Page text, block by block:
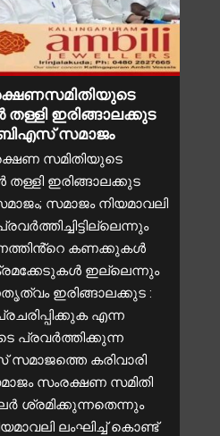
ഇരിങ്ങാലക്കുട
സമാജം
സമിതിയുടെ
ഇരിങ്ങാലക്കുട
സമാജം നിയമാവലി
കണക്കുകൾ
ഇല്ലെന്നും
ഇരിങ്ങാലക്കുട :
എന്ന
പ്രവർത്തിക്കുന്ന
കരിവാരി
സംരക്ഷണ സമിതി
ശ്രമിക്കുന്നതെന്നും
ലംഘിച്ച് കൊണ്ട്